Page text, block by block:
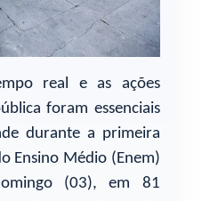
real e as ações
foram essenciais
durante a primeira
Ensino Médio (Enem)
(03), em 81